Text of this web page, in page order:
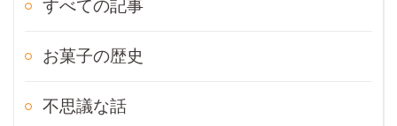
すべての記事
お菓子の歴史
不思議な話